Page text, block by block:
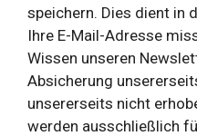
speichern. Dies dient in
Ihre E-Mail-Adresse
Wissen unseren
Absicherung
unsererseits nicht
werden ausschließlich